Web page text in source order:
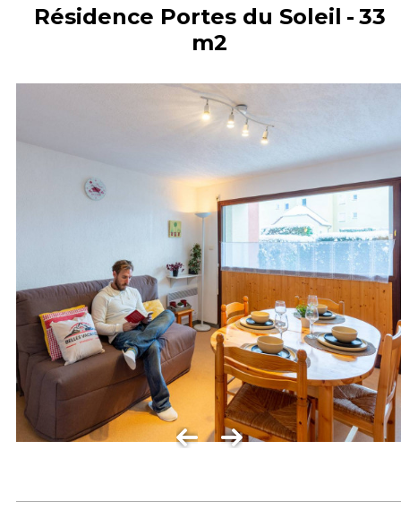
Résidence Portes du Soleil
33
m2